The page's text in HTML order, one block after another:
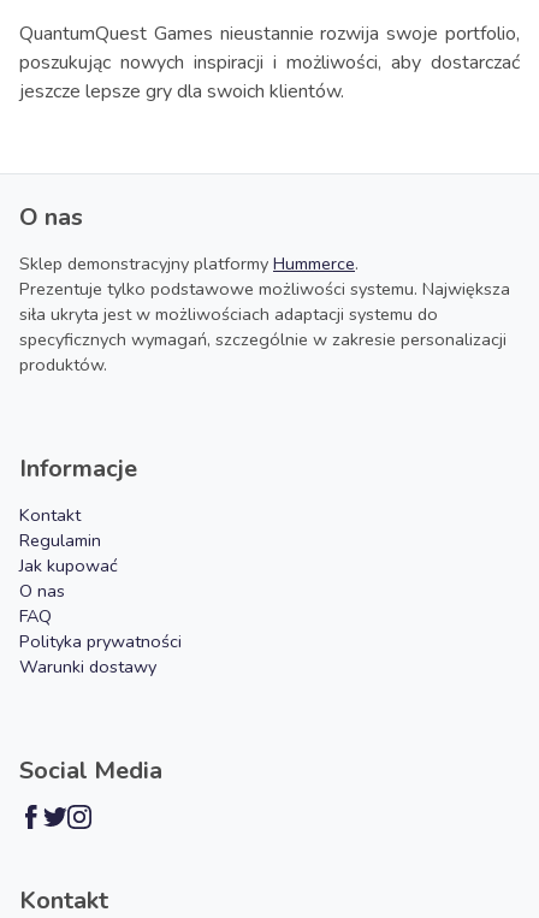
QuantumQuest Games nieustannie rozwija swoje portfolio,
poszukując nowych inspiracji i możliwości, aby dostarczać
jeszcze lepsze gry dla swoich klientów.
O nas
Sklep demonstracyjny platformy Hummerce.
Prezentuje tylko podstawowe możliwości systemu. Największa
siła ukryta jest w możliwościach adaptacji systemu do
specyficznych wymagań, szczególnie w zakresie personalizacji
produktów.
Informacje
Kontakt
Regulamin
Jak kupować
O nas
FAQ
Polityka prywatności
Warunki dostawy
Social Media
Kontakt